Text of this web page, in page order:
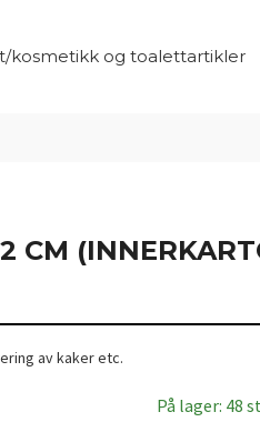
kosmetikk og toalettartikler
CM
av kaker etc.
På lager: 48